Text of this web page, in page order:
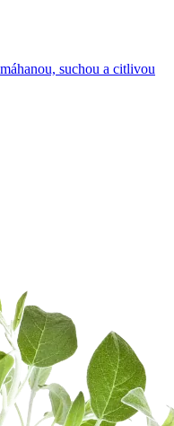
suchou a citlivou